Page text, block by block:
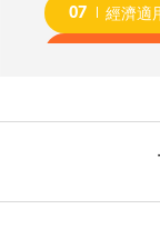
07 經濟適